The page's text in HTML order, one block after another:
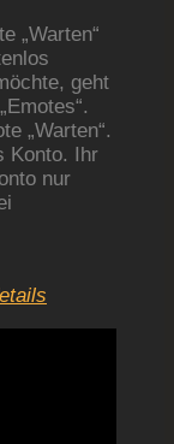
„Warten“
geht
„Warten“.
Konto. Ihr
nur